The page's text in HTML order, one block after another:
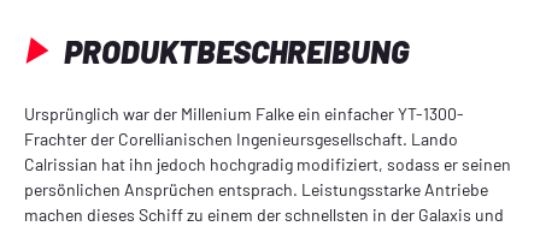
PRODUKTBESCHREIBUNG
Ursprünglich war der Millenium Falke ein einfacher YT-1300-
Frachter der Corellianischen Ingenieursgesellschaft. Lando
Calrissian hat ihn jedoch hochgradig modifiziert, sodass er seinen
persönlichen Ansprüchen entsprach. Leistungsstarke Antriebe
machen dieses Schiff zu einem der schnellsten in der Galaxis und